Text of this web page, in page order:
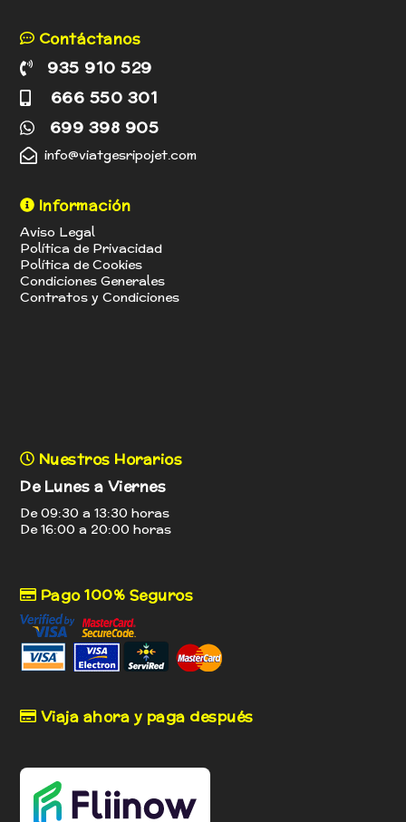
Contáctanos
935 910 529
666 550 301
699 398 905
info@viatgesripojet.com
Información
Aviso Legal
Política de Privacidad
Política de Cookies
Condiciones Generales
Contratos y Condiciones
Nuestros Horarios
De Lunes a Viernes
De 09:30 a 13:30 horas
De 16:00 a 20:00 horas
Pago 100% Seguros
Viaja ahora y paga después